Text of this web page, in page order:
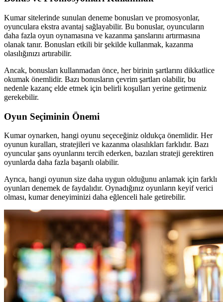
Kumar sitelerinde sunulan deneme bonusları ve promosyonlar,
oyunculara ekstra avantaj sağlayabilir. Bu bonuslar, oyuncuların
daha fazla oyun oynamasına ve kazanma şanslarını artırmasına
olanak tanır. Bonusları etkili bir şekilde kullanmak, kazanma
olasılığınızı artırabilir.
Ancak, bonusları kullanmadan önce, her birinin şartlarını dikkatlice
okumak önemlidir. Bazı bonusların çevrim şartları olabilir, bu
nedenle kazanç elde etmek için belirli koşulları yerine getirmeniz
gerekebilir.
Oyun Seçiminin Önemi
Kumar oynarken, hangi oyunu seçeceğiniz oldukça önemlidir. Her
oyunun kuralları, stratejileri ve kazanma olasılıkları farklıdır. Bazı
oyuncular şans oyunlarını tercih ederken, bazıları strateji gerektiren
oyunlarda daha fazla başarılı olabilir.
Ayrıca, hangi oyunun size daha uygun olduğunu anlamak için farklı
oyunları denemek de faydalıdır. Oynadığınız oyunların keyif verici
olması, kumar deneyiminizi daha eğlenceli hale getirebilir.